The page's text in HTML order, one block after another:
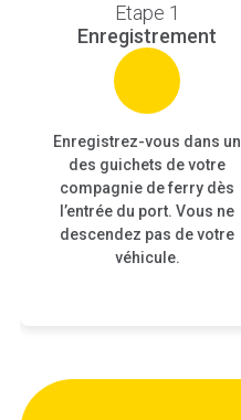
Etape 1
Enregistrement
Enregistrez-vous dans un
des guichets de votre
compagnie de ferry dès
l’entrée du port. Vous ne
descendez pas de votre
véhicule.